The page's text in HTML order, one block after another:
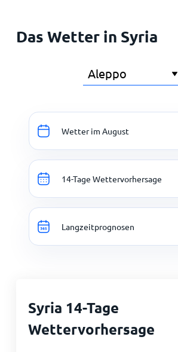
Das Wetter in Syria
Wetter im August
14-Tage Wettervorhersage
Langzeitprognosen
Syria 14-Tage
Wettervorhersage